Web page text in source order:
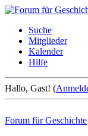
Suche
Mitglieder
Kalender
Hilfe
Hallo, Gast! (
Forum für Geschichte